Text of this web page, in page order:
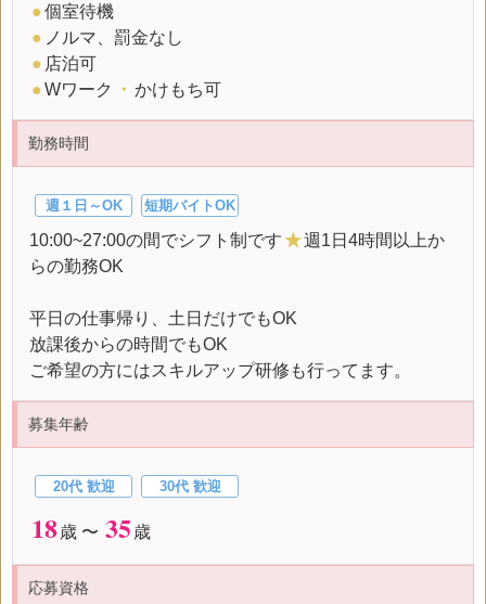
●個室待機
● ノルマ、罰金なし
● 店泊可
●Wワーク ・ かけもち可
勤務時間
週１日～OK 短期バイトOK
10:00~27:00の間でシフト制です★週1日4時間以上か
らの勤務OK
平日の仕事帰り、土日だけでもOK
放課後からの時間でもOK
ご希望の方にはスキルアップ研修も行ってます。
募集年齢
20代 歓迎 30代 歓迎
18歳 〜 35 歳
応募資格